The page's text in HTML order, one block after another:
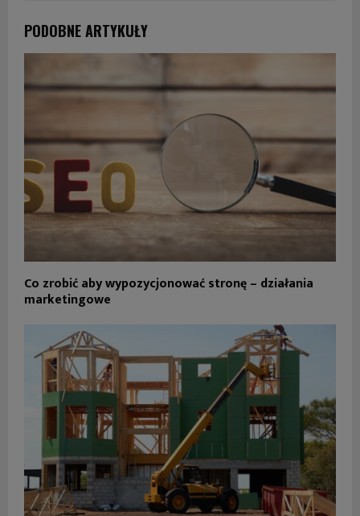
PODOBNE ARTYKUŁY
Co zrobić aby wypozycjonować stronę – działania
marketingowe